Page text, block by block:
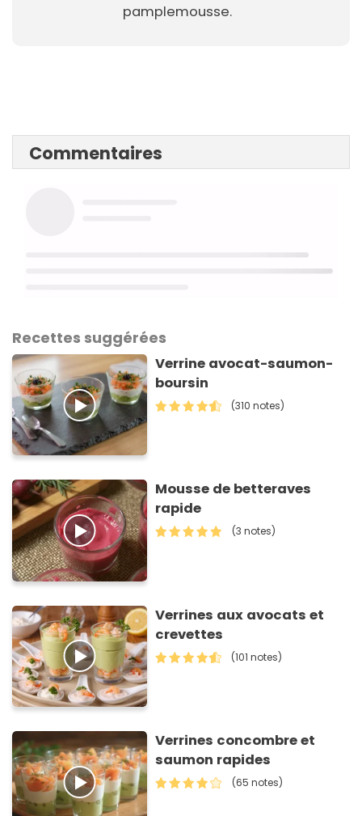
pamplemousse.
Commentaires
Recettes suggérées
Verrine avocat-saumon-
boursin
(310 notes)
Mousse de betteraves
rapide
(3 notes)
Verrines aux avocats et
crevettes
(101 notes)
Verrines concombre et
saumon rapides
(65 notes)